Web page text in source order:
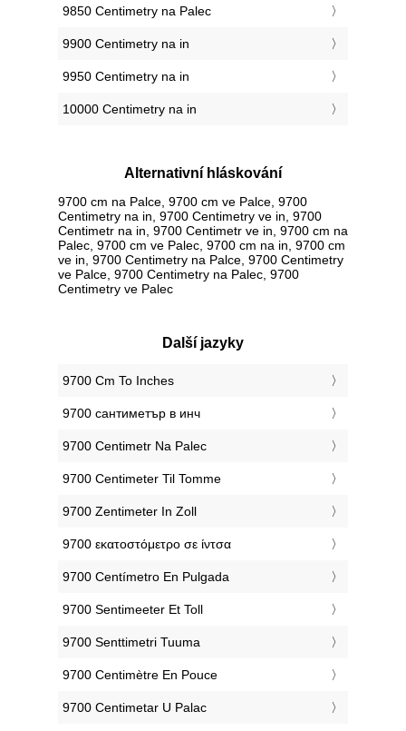
9850 Centimetry na Palec
9900 Centimetry na in
9950 Centimetry na in
10000 Centimetry na in
Alternativní hláskování
9700 cm na Palce, 9700 cm ve Palce, 9700
Centimetry na in, 9700 Centimetry ve in, 9700
Centimetr na in, 9700 Centimetr ve in, 9700 cm na
Palec, 9700 cm ve Palec, 9700 cm na in, 9700 cm
ve in, 9700 Centimetry na Palce, 9700 Centimetry
ve Palce, 9700 Centimetry na Palec, 9700
Centimetry ve Palec
Další jazyky
‎9700 Cm To Inches
‎9700 сантиметър в инч
‎9700 Centimetr Na Palec
‎9700 Centimeter Til Tomme
‎9700 Zentimeter In Zoll
‎9700 εκατοστόμετρο σε ίντσα
‎9700 Centímetro En Pulgada
‎9700 Sentimeeter Et Toll
‎9700 Senttimetri Tuuma
‎9700 Centimètre En Pouce
‎9700 Centimetar U Palac